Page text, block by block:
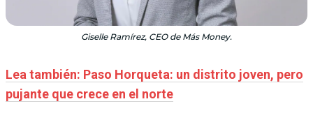
Giselle Ramírez, CEO de Más Money.
Lea también: Paso Horqueta: un distrito joven, pero
pujante que crece en el norte